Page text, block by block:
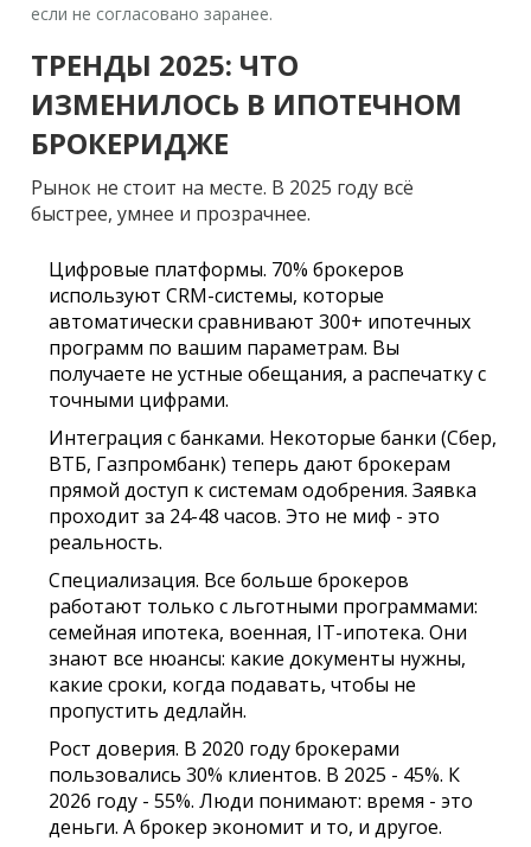
если не согласовано заранее.
ТРЕНДЫ 2025: ЧТО
ИЗМЕНИЛОСЬ В ИПОТЕЧНОМ
БРОКЕРИДЖЕ
Рынок не стоит на месте. В 2025 году всё
быстрее, умнее и прозрачнее.
Цифровые платформы. 70% брокеров
используют CRM-системы, которые
автоматически сравнивают 300+ ипотечных
программ по вашим параметрам. Вы
получаете не устные обещания, а распечатку с
точными цифрами.
Интеграция с банками. Некоторые банки (Сбер,
ВТБ, Газпромбанк) теперь дают брокерам
прямой доступ к системам одобрения. Заявка
проходит за 24-48 часов. Это не миф - это
реальность.
Специализация. Все больше брокеров
работают только с льготными программами:
семейная ипотека, военная, IT-ипотека. Они
знают все нюансы: какие документы нужны,
какие сроки, когда подавать, чтобы не
пропустить дедлайн.
Рост доверия. В 2020 году брокерами
пользовались 30% клиентов. В 2025 - 45%. К
2026 году - 55%. Люди понимают: время - это
деньги. А брокер экономит и то, и другое.